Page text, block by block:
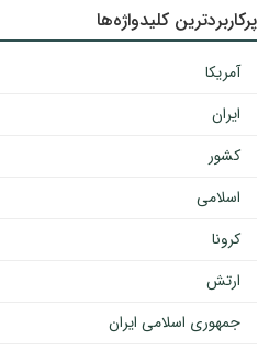
پرکاربردترین کلیدواژه‌ها
آمریکا
ایران
کشور
اسلامی
کرونا
ارتش
جمهوری اسلامی ایران